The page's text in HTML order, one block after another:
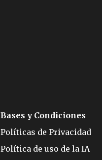
Bases y Condiciones
Políticas de Privacidad
Política de uso de la IA